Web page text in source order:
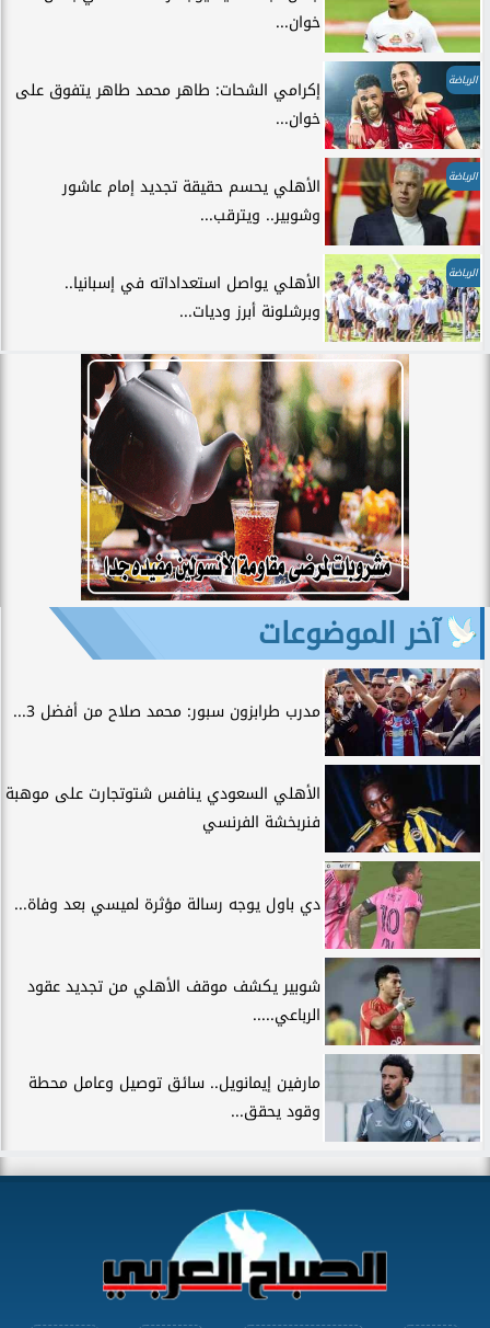
خوان...
الرياضة
إكرامي الشحات: طاهر محمد طاهر يتفوق على
خوان...
الرياضة
الأهلي يحسم حقيقة تجديد إمام عاشور
وشوبير.. ويترقب...
الرياضة
الأهلي يواصل استعداداته في إسبانيا..
وبرشلونة أبرز وديات...
آخر الموضوعات
مدرب طرابزون سبور: محمد صلاح من أفضل 3...
الأهلي السعودي ينافس شتوتجارت على موهبة
فنربخشة الفرنسي
دي باول يوجه رسالة مؤثرة لميسي بعد وفاة...
شوبير يكشف موقف الأهلي من تجديد عقود
الرباعي.....
مارفين إيمانويل.. سائق توصيل وعامل محطة
وقود يحقق...